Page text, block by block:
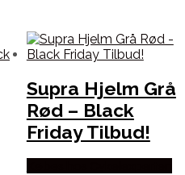
Supra Hjelm Grå
Rød – Black
Friday Tilbud!